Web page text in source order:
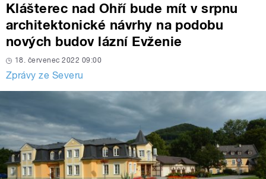
Klášterec nad Ohří bude mít v srpnu
architektonické návrhy na podobu
nových budov lázní Evženie
18. červenec 2022 09:00
Zprávy ze Severu